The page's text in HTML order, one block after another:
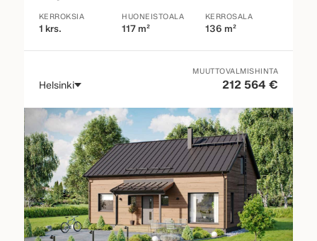
KERROKSIA
1 krs.
HUONEISTOALA
117 m²
KERROSALA
136 m²
Helsinki
MUUTTOVALMISHINTA
212 564 €